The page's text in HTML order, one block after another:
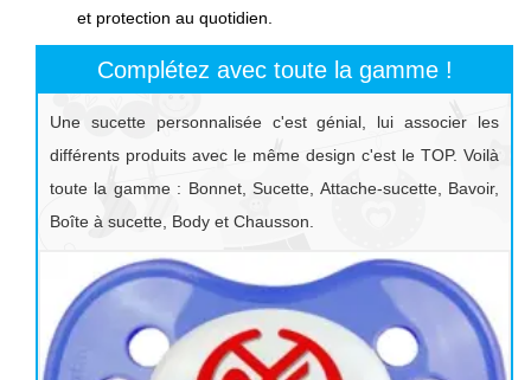
et protection au quotidien.
Complétez avec toute la gamme !
Une sucette personnalisée c'est génial, lui associer les
différents produits avec le même design c'est le TOP. Voilà
toute la gamme : Bonnet, Sucette, Attache-sucette, Bavoir,
Boîte à sucette, Body et Chausson.